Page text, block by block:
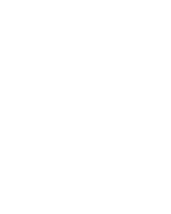
bardzo popularnymi,
w urządzeniach
nie tylko podstawowe
opiszemy mnie ...
i do czego